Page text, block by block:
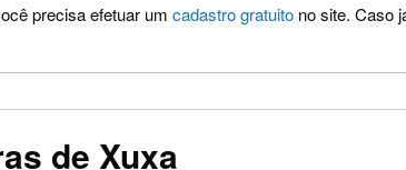
precisa efetuar um cadastro gratuito no site. Caso
de Xuxa